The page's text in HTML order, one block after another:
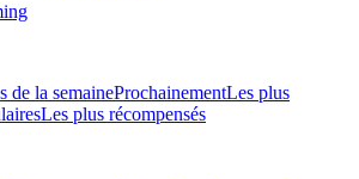
de la semaineProchainementLes plus
Les plus récompensés